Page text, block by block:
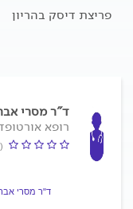
פריצת דיסק בהריון
ד"ר מסרי
רופא
(0 דירוג ממוצע)
ד"ר מסרי